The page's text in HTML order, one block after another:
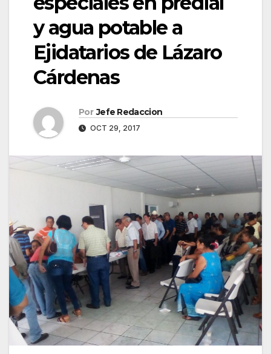
y agua potable a
Ejidatarios de Lázaro
Cárdenas
Por Jefe Redaccion
OCT 29, 2017